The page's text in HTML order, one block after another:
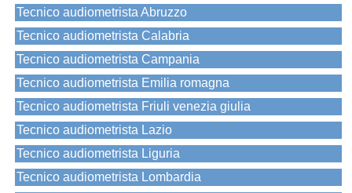
Tecnico audiometrista Abruzzo
Tecnico audiometrista Calabria
Tecnico audiometrista Campania
Tecnico audiometrista Emilia romagna
Tecnico audiometrista Friuli venezia giulia
Tecnico audiometrista Lazio
Tecnico audiometrista Liguria
Tecnico audiometrista Lombardia